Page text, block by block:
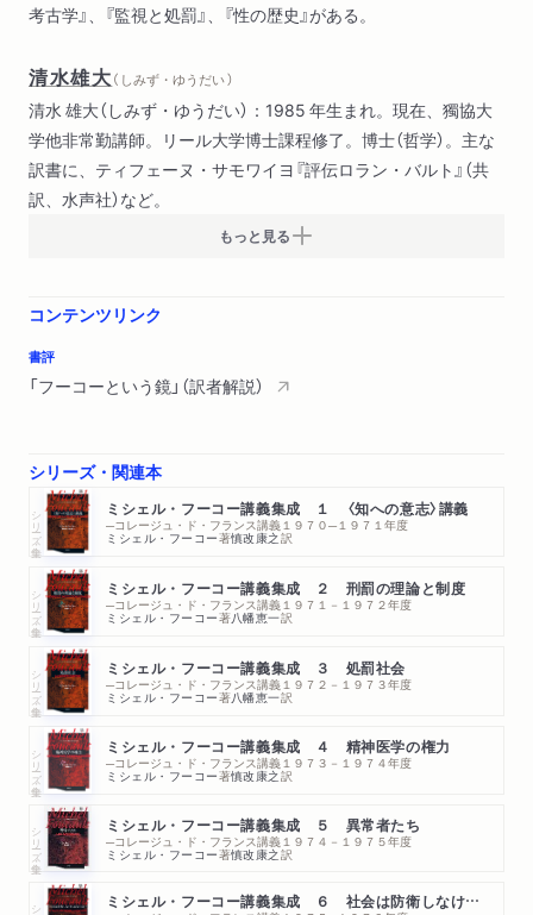
考古学』、『監視と処罰』、『性の歴史』がある。
清水雄大（ しみず・ゆうだい ）
清水 雄大（しみず・ゆうだい）：1985 年生まれ。現在、獨協大
学他非常勤講師。リール大学博士課程修了。博士（哲学）。主な
訳書に、ティフェーヌ・サモワイヨ『評伝ロラン・バルト』（共
訳、水声社）など。
もっと見る
コンテンツリンク
書評
「フーコーという鏡」（訳者解説）
シリーズ・関連本
シリーズ・全集 ミシェル・フーコー講義集成 １ 〈知への意志〉講義
─コレージュ・ド・フランス講義１９７０─１９７１年度
ミシェル・フーコー著慎改康之訳
シリーズ・全集 ミシェル・フーコー講義集成 ２ 刑罰の理論と制度
─コレージュ・ド・フランス講義１９７１－１９７２年度
ミシェル・フーコー著八幡恵一訳
シリーズ・全集 ミシェル・フーコー講義集成 ３ 処罰社会
─コレージュ・ド・フランス講義１９７２－１９７３年度
ミシェル・フーコー著八幡恵一訳
シリーズ・全集 ミシェル・フーコー講義集成 ４ 精神医学の権力
─コレージュ・ド・フランス講義１９７３－１９７４年度
ミシェル・フーコー著慎改康之訳
シリーズ・全集 ミシェル・フーコー講義集成 ５ 異常者たち
─コレージュ・ド・フランス講義１９７４－１９７５年度
ミシェル・フーコー著慎改康之訳
ミシェル・フーコー講義集成 ６ 社会は防衛しなければならない